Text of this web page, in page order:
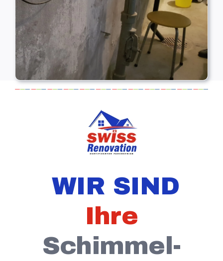
WIR SIND
Ihre
Schimmel-